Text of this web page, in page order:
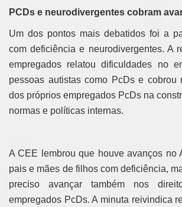
PCDs e neurodivergentes cobram
Um dos pontos mais debatidos foi a
com deficiência e neurodivergentes. A
empregados relatou dificuldades no
pessoas autistas como PcDs e cobrou
dos próprios empregados PcDs na
normas e políticas internas.
A CEE lembrou que houve avanços no
pais e mães de filhos com deficiência,
preciso avançar também nos
empregados PcDs. A minuta reivindica